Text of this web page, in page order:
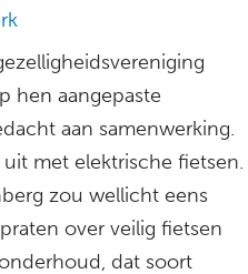
hen aangepaste
aan samenwerking.
met elektrische fietsen.
zou wellicht eens
over veilig fietsen
dat soort